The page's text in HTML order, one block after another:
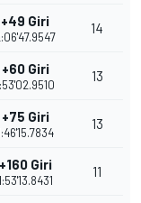
+49 Giri 14
+60 Giri 13
+75 Giri 13
+160 Giri 11